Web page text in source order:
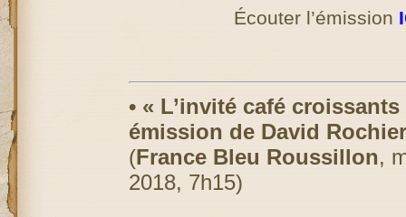
Écouter l’émission
• « L’invité café croissants
émission de David Rochier
(France Bleu Roussillon,
2018, 7h15)